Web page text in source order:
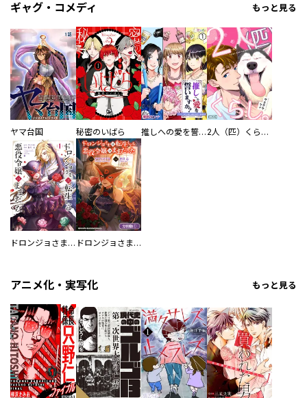
ギャグ・コメディ もっと見る
ヤマ台国 秘密のいばら 推しへの愛を誓いますか？～アラサー女子、推しは逃げぬが人生逃げる～ 2人（匹）くらし。
ドロンジョさまは転生しても悪役令嬢のままだった ドロンジョさまは転生しても悪役令嬢のままだった【分冊版】
アニメ化・実写化 もっと見る